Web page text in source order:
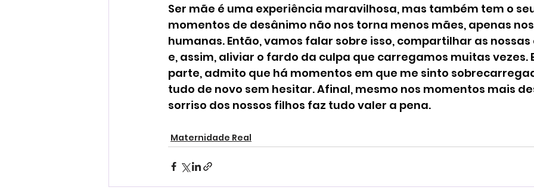
Ser mãe é uma experiência maravilhosa, mas também tem o
momentos de desânimo não nos torna menos mães, apenas
humanas. Então, vamos falar sobre isso, compartilhar as
e, assim, aliviar o fardo da culpa que carregamos muitas vezes.
parte, admito que há momentos em que me sinto
tudo de novo sem hesitar. Afinal, mesmo nos momentos mais
sorriso dos nossos filhos faz tudo valer a pena.
Maternidade Real